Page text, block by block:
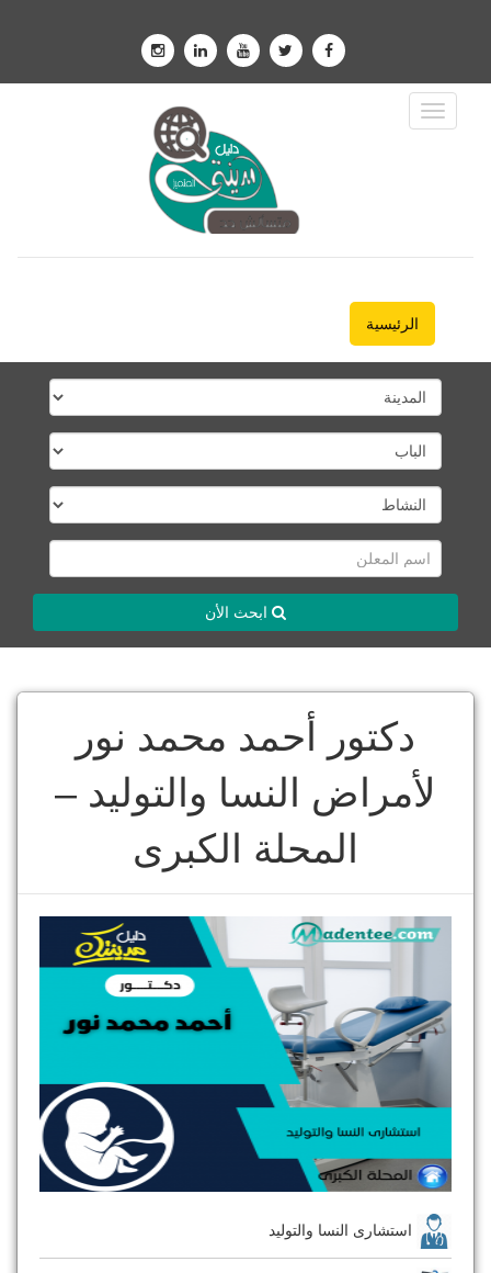
Toggle
Navigation
الرئيسية
ابحث الأن
دكتور أحمد محمد نور
لأمراض النسا والتوليد –
المحلة الكبرى
استشارى النسا والتوليد